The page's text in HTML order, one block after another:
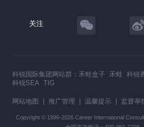
关注
科锐国际集团网站群： 禾蛙盒子 禾蛙 科锐
科锐SEA TIG
网站地图 推广管理 温馨提示 监督举
Copyright © 1996-2026 Career International